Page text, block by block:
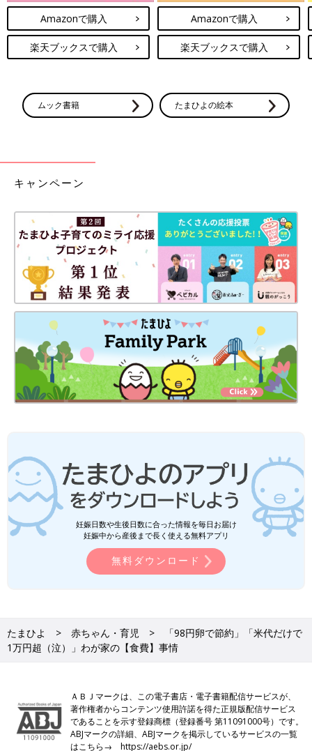
Amazonで購入
楽天ブックスで購入
Amazonで購入
楽天ブックスで購入
ムック書籍 たまひよの絵本
キャンペーン
妊娠日数や生後日数に合った情報を毎日お届け
妊娠中から産後まで長く使える無料アプリ
無料ダウンロード
たまひよ 赤ちゃん・育児
「98円卵で節約」「米代だけで
1万円超（泣）」わが家の【食費】事情
ＡＢＪマークは、この電子書店・電子書籍配信サービスが、
著作権者からコンテンツ使用許諾を得た正規版配信サービス
であることを示す登録商標（登録番号 第11091000号）です。
ABJマークの詳細、ABJマークを掲示しているサービスの一覧
はこちら→https://aebs.or.jp/